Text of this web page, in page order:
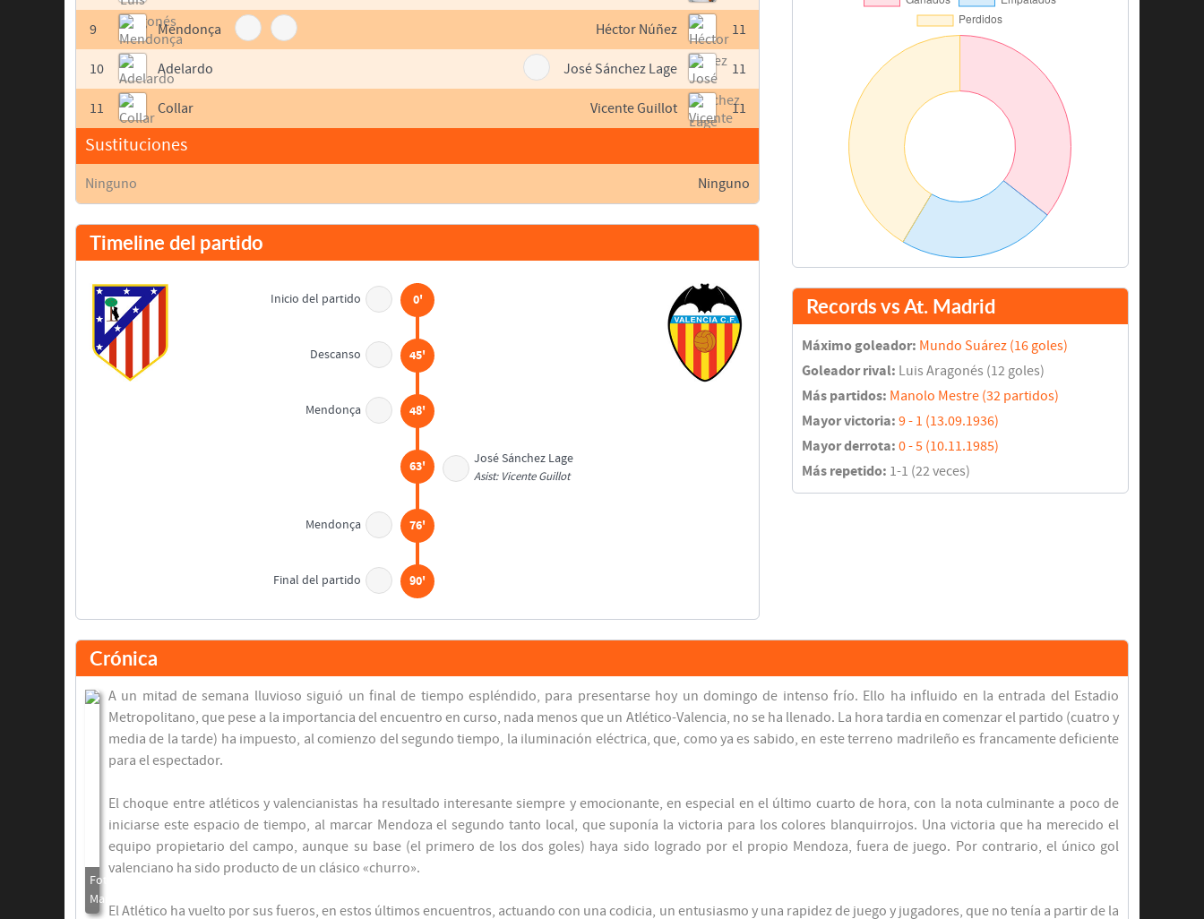
9 Mendonça
10 Adelardo
11 Collar
Sustituciones
Ninguno
11
Héctor Núñez
11
José Sánchez Lage
11
Vicente Guillot
Ninguno
Timeline del partido
Inicio del partido 0'
Descanso 45'
Mendonça 48'
José Sánchez Lage
Asist: Vicente Guillot
63'
Mendonça 76'
Final del partido 90'
Records vs At. Madrid
Máximo goleador: Mundo Suárez (16 goles)
Goleador rival: Luis Aragonés (12 goles)
Más partidos: Manolo Mestre (32 partidos)
Mayor victoria: 9 - 1 (13.09.1936)
Mayor derrota: 0 - 5 (10.11.1985)
Más repetido: 1-1 (22 veces)
Crónica
A un mitad de semana lluvioso siguió un final de tiempo espléndido, para presentarse hoy un domingo de intenso frío. Ello ha influido en la entrada del Estadio
Metropolitano, que pese a la importancia del encuentro en curso, nada menos que un Atlético-Valencia, no se ha llenado. La hora tardia en comenzar el partido (cuatro y
media de la tarde) ha impuesto, al comienzo del segundo tiempo, la iluminación eléctrica, que, como ya es sabido, en este terreno madrileño es francamente deficiente
para el espectador.
El choque entre atléticos y valencianistas ha resultado interesante siempre y emocionante, en especial en el último cuarto de hora, con la nota culminante a poco de
iniciarse este espacio de tiempo, al marcar Mendoza el segundo tanto local, que suponía la victoria para los colores blanquirrojos. Una victoria que ha merecido el
equipo propietario del campo, aunque su base (el primero de los dos goles) haya sido logrado por el propio Mendoza, fuera de juego. Por contrario, el único gol
valenciano ha sido producto de un clásico «churro».
El Atlético ha vuelto por sus fueros, en estos últimos encuentros, actuando con una codicia, un entusiasmo y una rapidez de juego y jugadores, que no tenía a partir de la